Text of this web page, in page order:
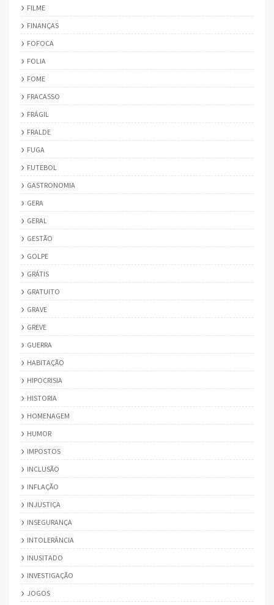
FILME
FINANÇAS
FOFOCA
FOLIA
FOME
FRACASSO
FRÁGIL
FRALDE
FUGA
FUTEBOL
GASTRONOMIA
GERA
GERAL
GESTÃO
GOLPE
GRÁTIS
GRATUITO
GRAVE
GREVE
GUERRA
HABITAÇÃO
HIPOCRISIA
HISTORIA
HOMENAGEM
HUMOR
IMPOSTOS
INCLUSÃO
INFLAÇÃO
INJUSTIÇA
INSEGURANÇA
INTOLERÂNCIA
INUSITADO
INVESTIGAÇÃO
JOGOS